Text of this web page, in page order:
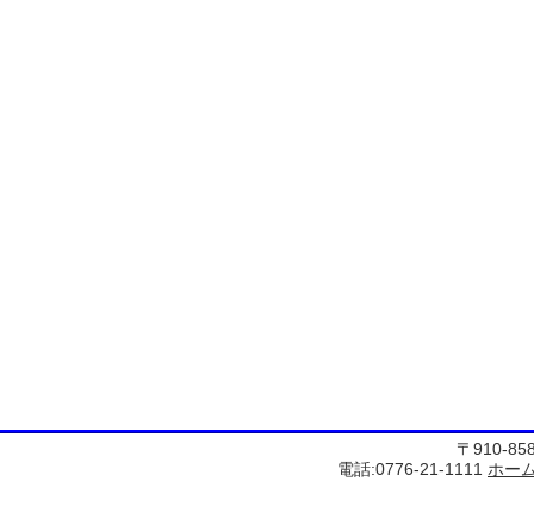
〒910-
電話:0776-21-1111 ホー